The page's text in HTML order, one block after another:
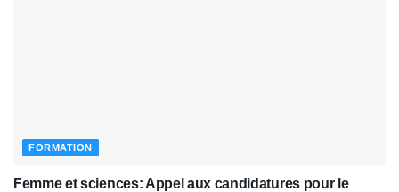
FORMATION
Femme et sciences: Appel aux candidatures pour le